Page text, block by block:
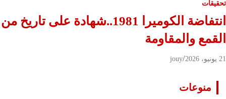
تحقيقات
انتفاضة الكوميرا 1981..شهادة على تاريخ من
القمع والمقاومة
21 يونيو، 2026 jouy
منوعات